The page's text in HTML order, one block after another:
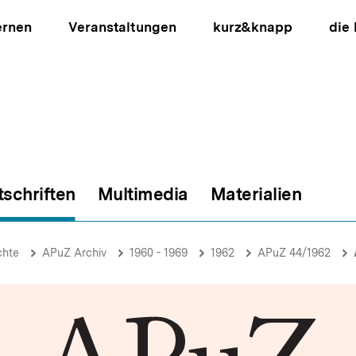
Veranstaltungen kurz&knapp die
Multimedia Materialien
APuZ Archiv 1960 - 1969 1962 APuZ 44/1962